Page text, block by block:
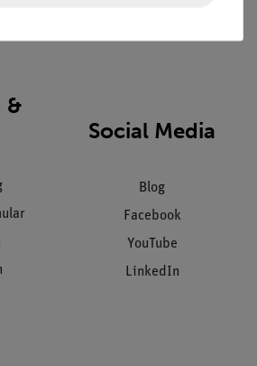
&
Social Media
Blog
Facebook
YouTube
LinkedIn